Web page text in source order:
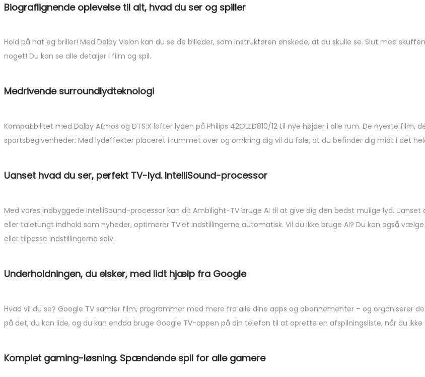
Biograflignende oplevelse til alt, hvad du ser og spiller
Hold på hat og briller! Med Dolby Vision kan du se de billeder, som instruktøren ønskede, at du skulle se. Slut med
noget! Du kan se alle detaljer i film og spil.
Medrivende surroundlydteknologi
Kompatibilitet med Dolby Atmos og DTS:X løfter lyden på Philips 42OLED810/12 til nye højder i alle rum. De nyeste film,
sportsbegivenheder: Med lydeffekter placeret i rummet over og omkring dig vil du føle, at du befinder dig midt i det
Uanset hvad du ser, perfekt TV-lyd. IntelliSound-processor
Med vores indbyggede IntelliSound-processor kan dit Ambilight-TV bruge AI til at give dig den bedst mulige lyd.
eller taletungt indhold som nyheder, optimerer TV’et indstillingerne automatisk. Vil du ikke bruge AI? Du kan også
eller tilpasse indstillingerne selv.
Underholdningen, du elsker, med lidt hjælp fra Google
Hvad vil du se? Google TV samler film, programmer med mere fra alle dine apps og abonnementer – og organiserer
på det, du kan lide, og du kan endda bruge Google TV-appen på din telefon til at oprette en afspilningsliste, når du
Komplet gaming-løsning. Spændende spil for alle gamere